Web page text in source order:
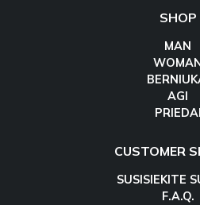
SHOP
MAN
WOMAN
AGI
PRIEDAI
CUSTOMER
SUSISIEKITE
F.A.Q.